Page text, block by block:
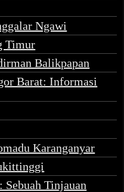
Ngawi
Timur
Balikpapan
Barat: Informasi
Karanganyar
Tinjauan